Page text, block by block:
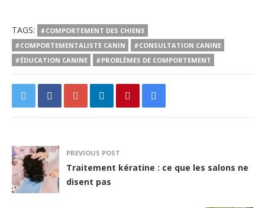
TAGS:
#COMPORTEMENT DES CHIENS
#COMPORTEMENTALISTE CANIN
#CONSULTATION CANINE
#ÉDUCATION CANINE
#PROBLÈMES DE COMPORTEMENT
PREVIOUS POST
Traitement kératine : ce que les salons ne
disent pas